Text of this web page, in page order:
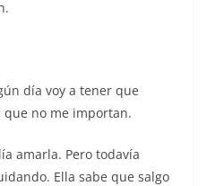
día voy a tener que
que no me importan.
amarla. Pero todavía
Ella sabe que salgo